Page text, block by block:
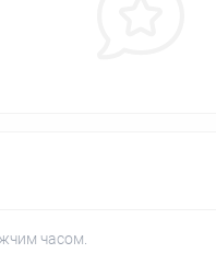
часом.